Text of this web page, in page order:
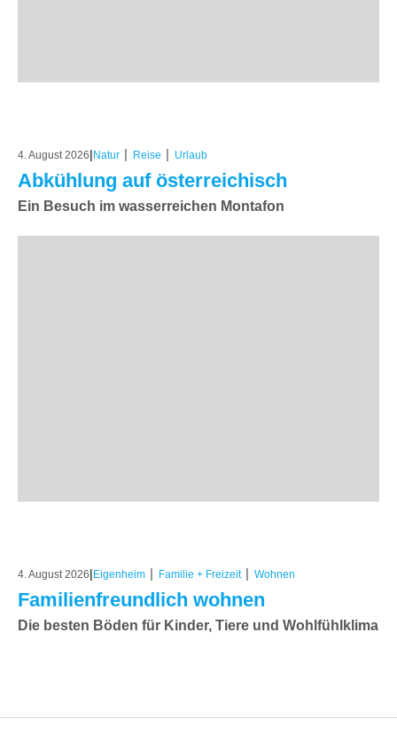
4. August 2026|Natur | Reise | Urlaub
Abkühlung auf österreichisch
Ein Besuch im wasserreichen Montafon
4. August 2026|Eigenheim | Familie + Freizeit | Wohnen
Familienfreundlich wohnen
Die besten Böden für Kinder, Tiere und Wohlfühlklima